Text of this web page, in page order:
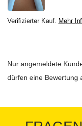
Verifizierter Kauf. Mehr
Nur angemeldete
dürfen eine Bewertung